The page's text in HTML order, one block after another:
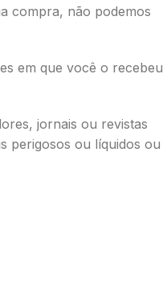
compra, não podemos
em que você o
jornais ou revistas
perigosos ou líquidos ou